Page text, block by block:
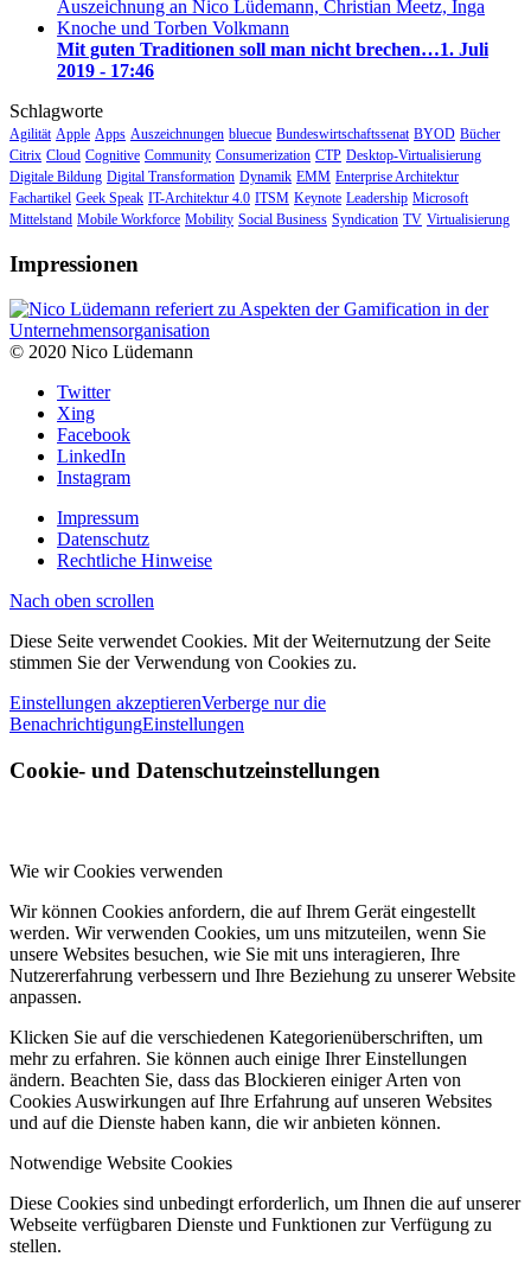
Mit guten Traditionen soll man nicht brechen…1. Juli
2019 - 17:46
Schlagworte
Agilität Apple Apps Auszeichnungen bluecue Bundeswirtschaftssenat BYOD Bücher
Citrix Cloud Cognitive Community Consumerization CTP Desktop-Virtualisierung
Digitale Bildung Digital Transformation Dynamik EMM Enterprise Architektur
Fachartikel Geek Speak IT-Architektur 4.0 ITSM Keynote Leadership Microsoft
Mittelstand Mobile Workforce Mobility Social Business Syndication TV Virtualisierung
Impressionen
© 2020 Nico Lüdemann
Twitter
Xing
Facebook
LinkedIn
Instagram
Impressum
Datenschutz
Rechtliche Hinweise
Nach oben scrollen
Diese Seite verwendet Cookies. Mit der Weiternutzung der Seite
stimmen Sie der Verwendung von Cookies zu.
Einstellungen akzeptierenVerberge nur die
BenachrichtigungEinstellungen
Cookie- und Datenschutzeinstellungen
Wie wir Cookies verwenden
Wir können Cookies anfordern, die auf Ihrem Gerät eingestellt
werden. Wir verwenden Cookies, um uns mitzuteilen, wenn Sie
unsere Websites besuchen, wie Sie mit uns interagieren, Ihre
Nutzererfahrung verbessern und Ihre Beziehung zu unserer Website
anpassen.
Klicken Sie auf die verschiedenen Kategorienüberschriften, um
mehr zu erfahren. Sie können auch einige Ihrer Einstellungen
ändern. Beachten Sie, dass das Blockieren einiger Arten von
Cookies Auswirkungen auf Ihre Erfahrung auf unseren Websites
und auf die Dienste haben kann, die wir anbieten können.
Notwendige Website Cookies
Diese Cookies sind unbedingt erforderlich, um Ihnen die auf unserer
Webseite verfügbaren Dienste und Funktionen zur Verfügung zu
stellen.